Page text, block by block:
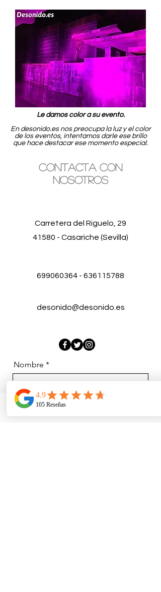
Le damos color a su evento.
En desonido.es nos preocupa la luz y el color
de los eventos, intentamos darle ese brillo
que hace destacar ese momento especial.
Contacta con
nosotros
Carretera del Riguelo, 29
41580 - Casariche (Sevilla)
699060364 - 636115788
desonido@desonido.es
Nombre
Apellidos